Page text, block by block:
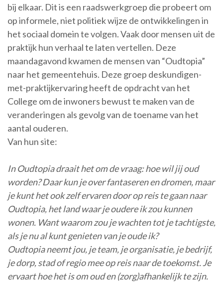
bij elkaar. Dit is een raadswerkgroep die probeert om
op informele, niet politiek wijze de ontwikkelingen in
het sociaal domein te volgen. Vaak door mensen uit de
praktijk hun verhaal te laten vertellen. Deze
maandagavond kwamen de mensen van “Oudtopia”
naar het gemeentehuis. Deze groep deskundigen-
met-praktijkervaring heeft de opdracht van het
College om de inwoners bewust te maken van de
veranderingen als gevolg van de toename van het
aantal ouderen.
Van hun site:
In Oudtopia draait het om de vraag: hoe wil jij oud
worden? Daar kun je over fantaseren en dromen, maar
je kunt het ook zelf ervaren door op reis te gaan naar
Oudtopia, het land waar je oudere ik zou kunnen
wonen. Want waarom zou je wachten tot je tachtigste,
als je nu al kunt genieten van je oude ik?
Oudtopia neemt jou, je team, je organisatie, je bedrijf,
je dorp, stad of regio mee op reis naar de toekomst. Je
ervaart hoe het is om oud en (zorg)afhankelijk te zijn.